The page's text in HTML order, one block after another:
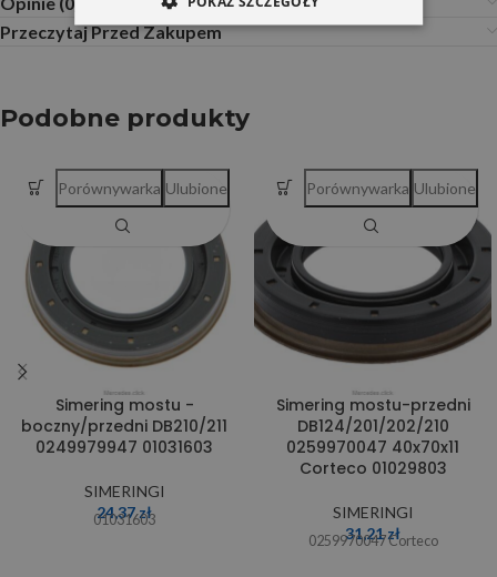
Przeczytaj Przed Zakupem
Podobne produkty
Simering mostu -
boczny/przedni DB210/211
0249979947 01031603
SIMERINGI
24,37zł
01031603
Porównywarka Ulubione
Simering mostu-przedni
DB124/201/202/210
0259970047 40x70x11
Corteco 01029803
SIMERINGI
31,21zł
0259970047 Corteco
Porównywarka Ulubione